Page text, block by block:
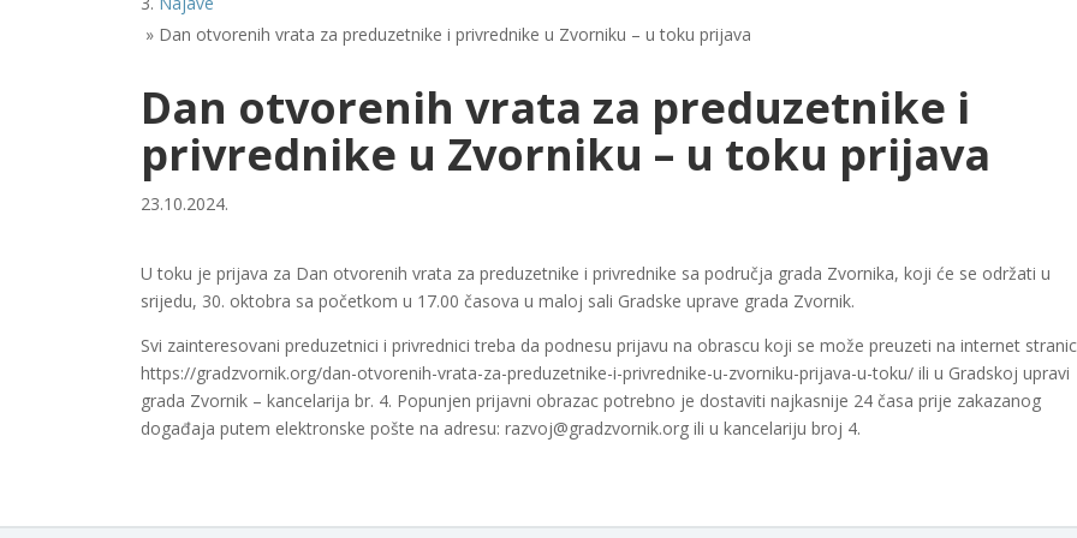
» Dan otvorenih vrata za preduzetnike i privrednike u Zvorniku – u toku prijava
Dan otvorenih vrata za preduzetnike i
privrednike u Zvorniku – u toku prijava
23.10.2024.
U toku je prijava za Dan otvorenih vrata za preduzetnike i privrednike sa područja grada Zvornika, koji će se održati u
srijedu, 30. oktobra sa početkom u 17.00 časova u maloj sali Gradske uprave grada Zvornik.
Svi zainteresovani preduzetnici i privrednici treba da podnesu prijavu na obrascu koji se može preuzeti na internet
https://gradzvornik.org/dan-otvorenih-vrata-za-preduzetnike-i-privrednike-u-zvorniku-prijava-u-toku/ ili u Gradskoj upravi
grada Zvornik – kancelarija br. 4. Popunjen prijavni obrazac potrebno je dostaviti najkasnije 24 časa prije zakazanog
događaja putem elektronske pošte na adresu: razvoj@gradzvornik.org ili u kancelariju broj 4.